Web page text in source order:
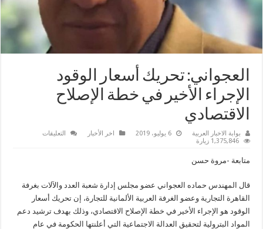
العجواني: تحريك أسعار الوقود
الإجراء الأخير في خطة الإصلاح
الاقتصادي
بوابة الاخبار العربية 6 يوليو، 2019 اخر الأخبار التعليقات
في
خطة
الإصلاح
الاقتصادي
مغلقة
1,375,846 زيارة
متابعة -مروة حسن
قال المهندس حماده العجواني عضو مجلس إدارة شعبة العدد والآلات بغرفة
القاهرة التجارية وعضو الغرفة العربية الألمانية للتجارة، إن تحريك أسعار
الوقود هو الإجراء الأخير في خطة الإصلاح الاقتصادي، وذلك بهدف ترشيد دعم
المواد البترولية لتحقيق العدالة الاجتماعية التي أعلنتها الحكومة في عام